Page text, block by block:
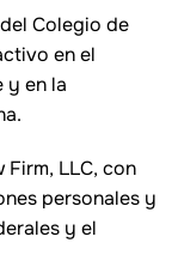
Colegio de
en el
y en la
LLC, con
personales y
y el